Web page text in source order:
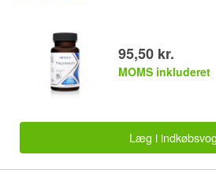
95,50 kr.
MOMS inkluderet
Læg i